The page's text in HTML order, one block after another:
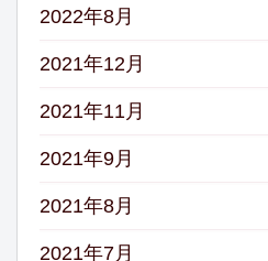
2022年8月
2021年12月
2021年11月
2021年9月
2021年8月
2021年7月